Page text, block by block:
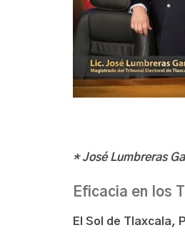
* José Lumbreras
Eficacia en los
El Sol de Tlaxcala,